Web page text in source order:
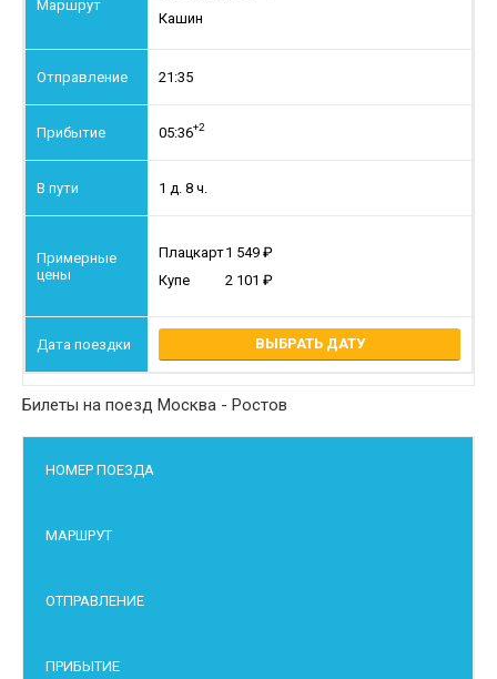
Кашин
21:35
05:36+2
1 д. 8 ч.
Плацкарт1 549
Купе
2 101
ВЫБРАТЬ ДАТУ
Билеты на поезд Москва - Ростов
НОМЕР ПОЕЗДА
МАРШРУТ
ОТПРАВЛЕНИЕ
ПРИБЫТИЕ